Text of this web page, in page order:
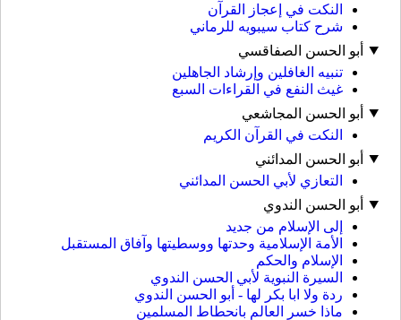
النكت في إعجاز القرآن
شرح كتاب سيبويه للرماني
أبو الحسن الصفاقسي
تنبيه الغافلين وإرشاد الجاهلين
غيث النفع في القراءات السبع
أبو الحسن المجاشعي
النكت في القرآن الكريم
أبو الحسن المدائني
التعازي لأبي الحسن المدائني
أبو الحسن الندوي
إلى الإسلام من جديد
الأمة الإسلامية وحدتها ووسطيتها وآفاق المستقبل
الإسلام والحكم
السيرة النبوية لأبي الحسن الندوي
ردة ولا ابا بكر لها - أبو الحسن الندوي
ماذا خسر العالم بانحطاط المسلمين